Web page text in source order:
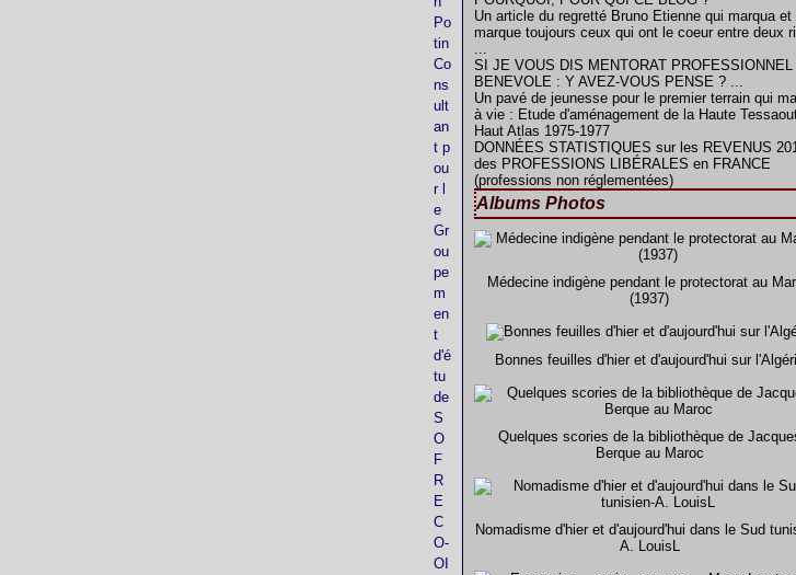
Po
tin
Co
ns
ult
an
t p
ou
r l
e
Gr
ou
pe
m
en
t
d'é
tu
de
S
O
F
R
E
C
O-
OI
Un article du regretté Bruno Etienne qui marqua et
marque toujours ceux qui ont le coeur entre deux
...
SI JE VOUS DIS MENTORAT PROFESSIONNEL
BENEVOLE : Y AVEZ-VOUS PENSE ? ...
Un pavé de jeunesse pour le premier terrain qui
à vie : Etude d'aménagement de la Haute
Haut Atlas 1975-1977
DONNÉES STATISTIQUES sur les REVENUS
des PROFESSIONS LIBÉRALES en FRANCE
(professions non réglementées)
Albums Photos
Médecine indigène pendant le protectorat au
(1937)
Bonnes feuilles d'hier et d'aujourd'hui sur
Quelques scories de la bibliothèque de
Berque au Maroc
Nomadisme d'hier et d'aujourd'hui dans le Sud
A. LouisL